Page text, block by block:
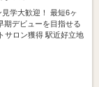
見学大歓迎！ 最短6ヶ
期デビューを目指せる
サロン獲得 駅近好立地